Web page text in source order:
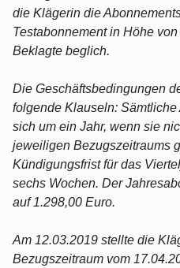
die Klägerin die
Testabonnement in Höhe
Beklagte beglich.
Die Geschäftsbedingungen
folgende Klauseln:
sich um ein Jahr, wenn sie
jeweiligen Bezugszeitraums
Kündigungsfrist für das
sechs Wochen. Der
auf 1.298,00 Euro.
Am 12.03.2019 stellte die
Bezugszeitraum vom